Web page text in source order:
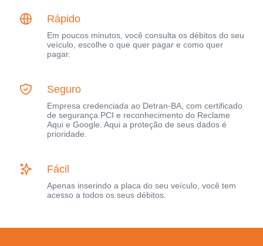
Rápido
Em poucos minutos, você consulta os débitos do seu
veículo, escolhe o que quer pagar e como quer
pagar.
Seguro
Empresa credenciada ao Detran-BA, com certificado
de segurança PCI e reconhecimento do Reclame
Aqui e Google. Aqui a proteção de seus dados é
prioridade.
Fácil
Apenas inserindo a placa do seu veículo, você tem
acesso a todos os seus débitos.